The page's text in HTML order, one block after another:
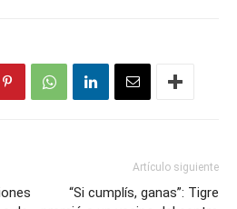
Artículo siguiente
“Si cumplís, ganas”: Tigre